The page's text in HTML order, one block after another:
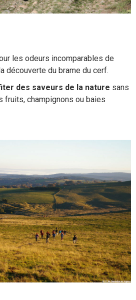
les odeurs incomparables de
découverte du brame du cerf.
des saveurs de la nature sans
fruits, champignons ou baies